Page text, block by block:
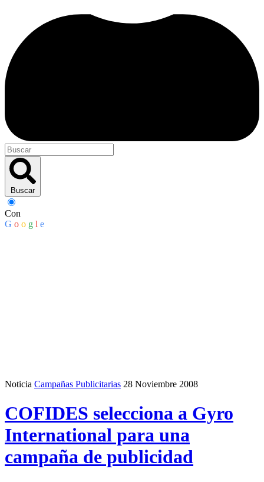
Buscar
Con
G o o g l e
Noticia Campañas Publicitarias 28 Noviembre 2008
COFIDES selecciona a Gyro
International para una
campaña de publicidad